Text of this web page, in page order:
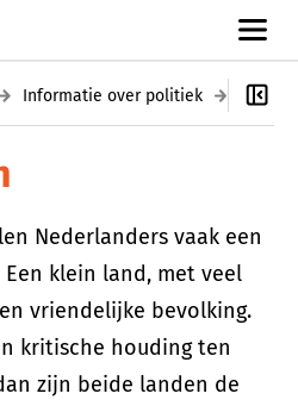
Informatie over politiek
Nederlanders vaak een
klein land, met veel
vriendelijke bevolking.
kritische houding ten
zijn beide landen de